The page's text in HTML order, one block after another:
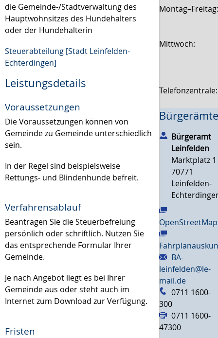
die Gemeinde-/Stadtverwaltung des
Hauptwohnsitzes des Hundehalters
oder der Hundehalterin
Steuerabteilung [Stadt Leinfelden-
Echterdingen]
Leistungsdetails
Voraussetzungen
Die Voraussetzungen können von
Gemeinde zu Gemeinde unterschiedlich
sein.
In der Regel sind beispielsweise
Rettungs- und Blindenhunde befreit.
Verfahrensablauf
Beantragen Sie die Steuerbefreiung
persönlich oder schriftlich. Nutzen Sie
das entsprechende Formular Ihrer
Gemeinde.
Je nach Angebot liegt es bei Ihrer
Gemeinde aus oder steht auch im
Internet zum Download zur Verfügung.
Fristen
Mittwoch:
Bürgeramt
Leinfelden
Marktplatz 1
70771
Leinfelden-
OpenStreetMap
BA-
leinfelden@le-
mail.de
0711 1600-
300
0711 1600-
47300